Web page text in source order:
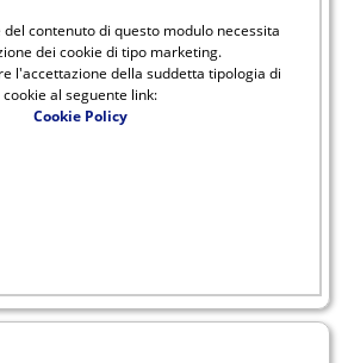
del contenuto di questo modulo necessita
dei cookie di tipo marketing.
l'accettazione della suddetta tipologia di
cookie al seguente link:
Cookie Policy